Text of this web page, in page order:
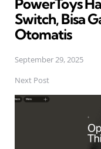
Switch, Bisa
Otomatis
September 29, 2025
Next Post